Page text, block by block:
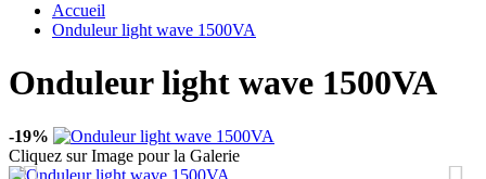
Accueil
Onduleur light wave 1500VA
Onduleur light wave 1500VA
-19%
Cliquez sur Image pour la Galerie